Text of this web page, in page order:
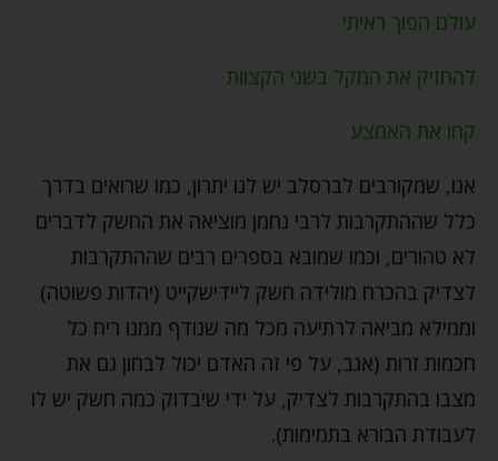
עולם הפוך ראיתי
להחזיק את המקל בשני הקצוות
קחו את האמצע
אנו, שמקורבים לברסלב יש לנו יתרון, כמו שרואים בדרך
כלל שההתקרבות לרבי נחמן מוציאה את החשק לדברים
לא טהורים, וכמו שמובא בספרים רבים שההתקרבות
לצדיק בהכרח מולידה חשק ליידישקייט (יהדות פשוטה)
וממילא מביאה לרתיעה מכל מה שנודף ממנו ריח כל
חכמות זרות (אגב, על פי זה האדם יכול לבחון גם את
מצבו בהתקרבות לצדיק, על ידי שיבדוק כמה חשק יש לו
לעבודת הבורא בתמימות).